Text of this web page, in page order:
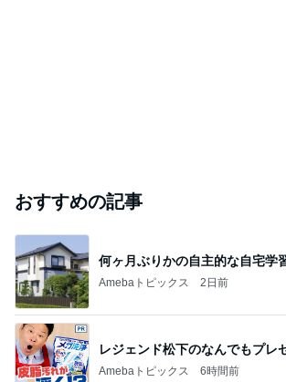
おすすめの記事
何ヶ月ぶりかの自主的な自宅学
Amebaトピックス 2日前
レジェンド松下のなんでもプレ
Amebaトピックス 6時間前